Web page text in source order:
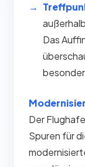
Das
Der
Spuren für